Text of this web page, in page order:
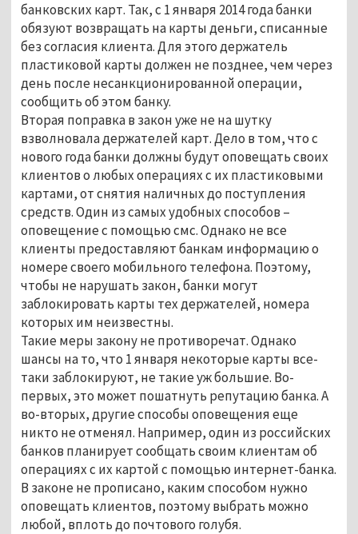
банковских карт. Так, с 1 января 2014 года банки
обязуют возвращать на карты деньги, списанные
без согласия клиента. Для этого держатель
пластиковой карты должен не позднее, чем через
день после несанкционированной операции,
сообщить об этом банку.
Вторая поправка в закон уже не на шутку
взволновала держателей карт. Дело в том, что с
нового года банки должны будут оповещать своих
клиентов о любых операциях с их пластиковыми
картами, от снятия наличных до поступления
средств. Один из самых удобных способов –
оповещение с помощью смс. Однако не все
клиенты предоставляют банкам информацию о
номере своего мобильного телефона. Поэтому,
чтобы не нарушать закон, банки могут
заблокировать карты тех держателей, номера
которых им неизвестны.
Такие меры закону не противоречат. Однако
шансы на то, что 1 января некоторые карты все-
таки заблокируют, не такие уж большие. Во-
первых, это может пошатнуть репутацию банка. А
во-вторых, другие способы оповещения еще
никто не отменял. Например, один из российских
банков планирует сообщать своим клиентам об
операциях с их картой с помощью интернет-банка.
В законе не прописано, каким способом нужно
оповещать клиентов, поэтому выбрать можно
любой, вплоть до почтового голубя.